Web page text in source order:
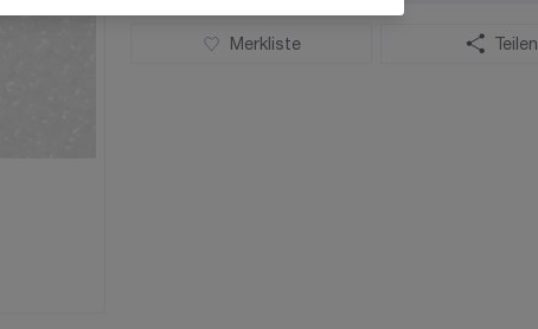
Merkliste Teilen